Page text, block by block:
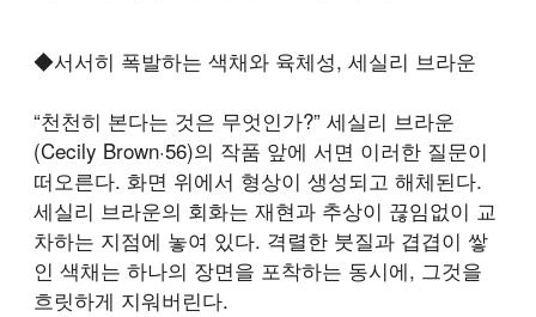
◆서서히 폭발하는 색채와 육체성, 세실리 브라운
“천천히 본다는 것은 무엇인가?” 세실리 브라운
(Cecily Brown·56)의 작품 앞에 서면 이러한 질문이
떠오른다. 화면 위에서 형상이 생성되고 해체된다.
세실리 브라운의 회화는 재현과 추상이 끊임없이 교
차하는 지점에 놓여 있다. 격렬한 붓질과 겹겹이 쌓
인 색채는 하나의 장면을 포착하는 동시에, 그것을
흐릿하게 지워버린다.